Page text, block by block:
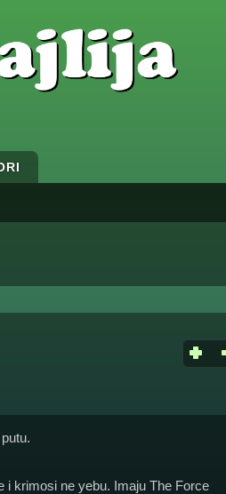
i krimosi ne yebu. Imaju The Force